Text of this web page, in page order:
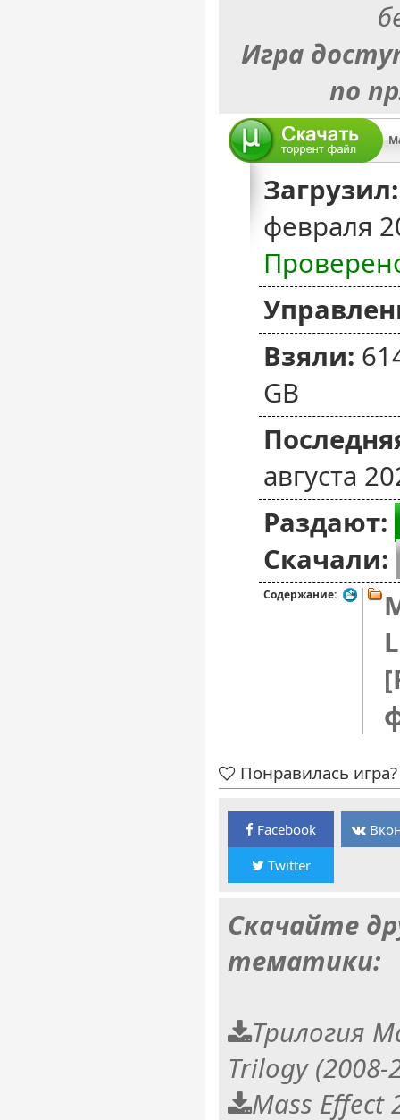
Игра
по
Загрузил:
февраля
Взяли:
GB
августа
Раздают:
Скачали:
Содержание:
Понравилась
Facebook
Twitter
Скачайте
тематики:
Трилогия
Trilogy (2008-
Mass Effect